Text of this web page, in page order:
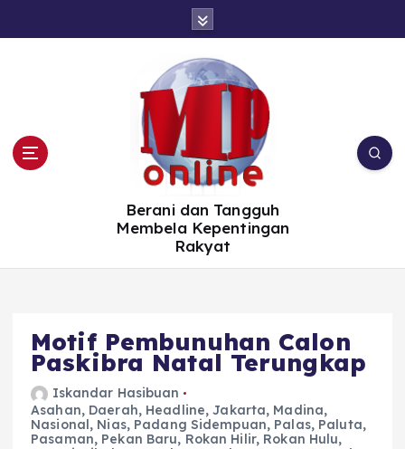
Berani dan Tangguh
Membela Kepentingan
Rakyat
Motif Pembunuhan Calon
Paskibra Natal Terungkap
Iskandar Hasibuan
Asahan, Daerah, Headline,Jakarta, Madina,
Nasional, Nias, Padang Sidempuan, Palas, Paluta,
Pasaman, Pekan Baru, Rokan Hilir, Rokan Hulu,